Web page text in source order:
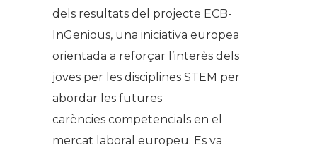
dels resultats del projecte ECB-
InGenious, una iniciativa europea
orientada a reforçar l’interès dels
joves per les disciplines STEM per
abordar les futures
carències competencials en el
mercat laboral europeu. Es va